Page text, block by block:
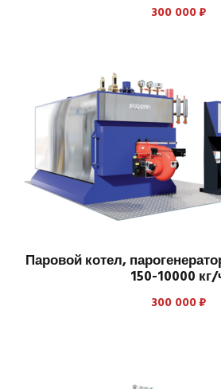
300 000₽
Паровой котел,
150-10000
300 000₽